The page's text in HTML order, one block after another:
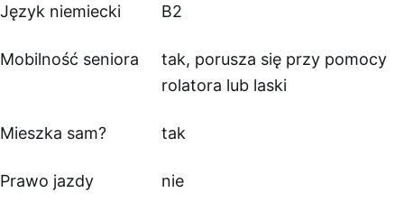
Język niemiecki B2
Mobilność seniora
tak, porusza się przy pomocy
rolatora lub laski
Mieszka sam? tak
Prawo jazdy nie